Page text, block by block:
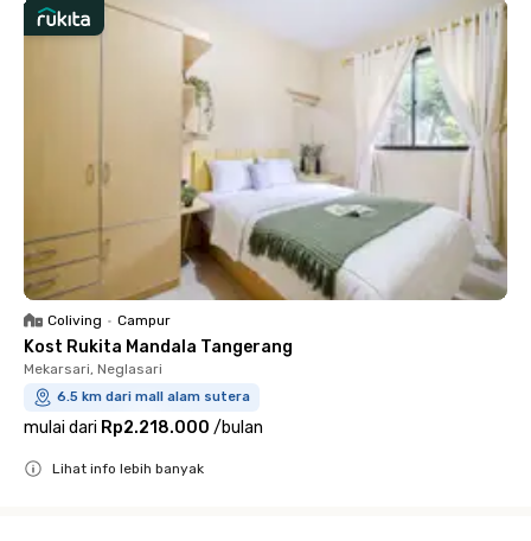
Coliving • Campur
Kost Rukita Mandala Tangerang
Mekarsari, Neglasari
6.5 km dari mall alam sutera
mulai dari Rp2.218.000 /bulan
Lihat info lebih banyak